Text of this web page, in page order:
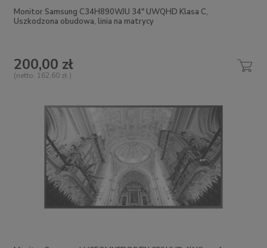
Monitor Samsung C34H890WJU 34" UWQHD Klasa C,
Uszkodzona obudowa, linia na matrycy
200,00 zł
(netto: 162,60 zł )